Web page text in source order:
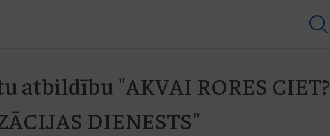
atbildību "AKVAI RORES CIET?
DIENESTS"